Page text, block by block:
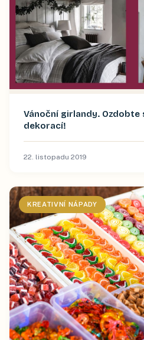
Vánoční girlandy. Ozdobte
dekorací!
22. listopadu 2019
KREATIVNÍ NÁPADY